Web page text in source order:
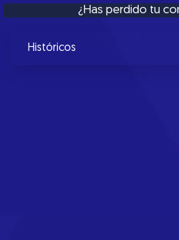
¿Has perdido tu
Históricos